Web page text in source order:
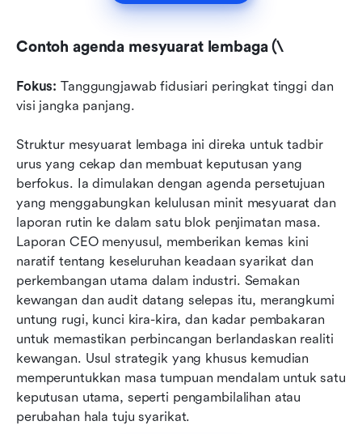
Contoh agenda mesyuarat lembaga (\
Fokus: Tanggungjawab fidusiari peringkat tinggi dan
visi jangka panjang.
Struktur mesyuarat lembaga ini direka untuk tadbir
urus yang cekap dan membuat keputusan yang
berfokus. Ia dimulakan dengan agenda persetujuan
yang menggabungkan kelulusan minit mesyuarat dan
laporan rutin ke dalam satu blok penjimatan masa.
Laporan CEO menyusul, memberikan kemas kini
naratif tentang keseluruhan keadaan syarikat dan
perkembangan utama dalam industri. Semakan
kewangan dan audit datang selepas itu, merangkumi
untung rugi, kunci kira-kira, dan kadar pembakaran
untuk memastikan perbincangan berlandaskan realiti
kewangan. Usul strategik yang khusus kemudian
memperuntukkan masa tumpuan mendalam untuk satu
keputusan utama, seperti pengambilalihan atau
perubahan hala tuju syarikat.